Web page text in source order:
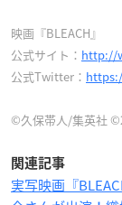
映画『BLEACH』
公式サイト： http://
公式Twitter：
©久保帯人/集英社
関連記事
実写映画『